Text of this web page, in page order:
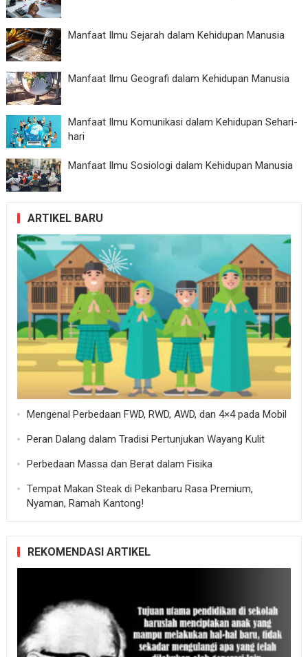
Manfaat Ilmu Sejarah dalam Kehidupan Manusia
Manfaat Ilmu Geografi dalam Kehidupan Manusia
Manfaat Ilmu Komunikasi dalam Kehidupan Sehari-
hari
Manfaat Ilmu Sosiologi dalam Kehidupan Manusia
ARTIKEL BARU
Mengenal Perbedaan FWD, RWD, AWD, dan 4×4 pada Mobil
Peran Dalang dalam Tradisi Pertunjukan Wayang Kulit
Perbedaan Massa dan Berat dalam Fisika
Tempat Makan Steak di Pekanbaru Rasa Premium,
Nyaman, Ramah Kantong!
REKOMENDASI ARTIKEL